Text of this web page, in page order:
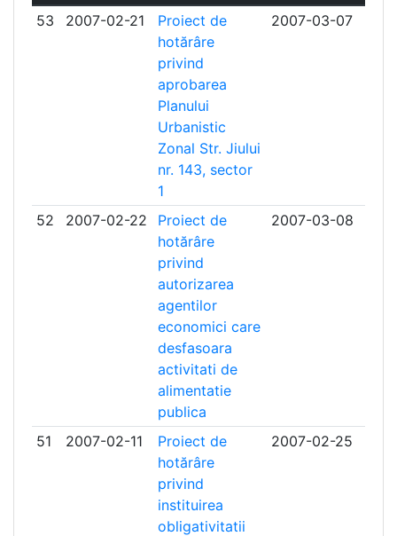
53
2007-02-21
Proiect de
hotărâre
privind
aprobarea
Planului
Urbanistic
Zonal Str. Jiului
nr. 143, sector
1
2007-03-07
52 2007-02-22
Proiect de
hotărâre
privind
autorizarea
agentilor
economici care
desfasoara
activitati de
alimentatie
publica
2007-03-08
51 2007-02-11
Proiect de
hotărâre
privind
instituirea
obligativitatii
2007-02-25